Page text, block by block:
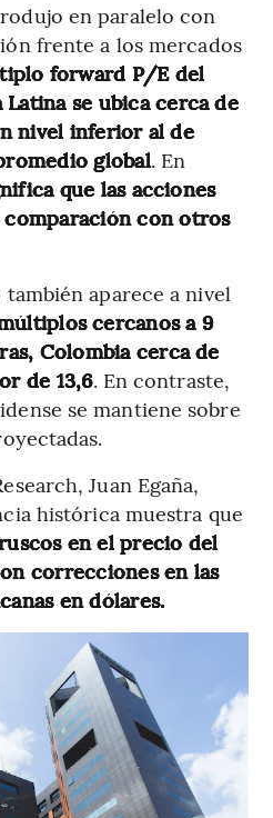
en paralelo con
frente a los mercados
forward P/E del
se ubica cerca de
nivel inferior al de
global. En
que las acciones
comparación con otros
aparece a nivel
cercanos a 9
Colombia cerca de
de 13,6. En contraste,
se mantiene sobre
Juan Egaña,
histórica muestra que
en el precio del
correcciones en las
en dólares.